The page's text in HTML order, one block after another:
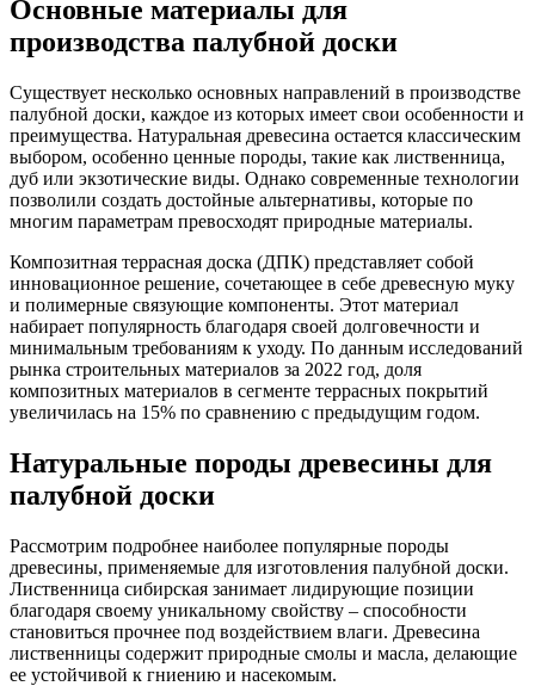
Основные материалы для
производства палубной доски
Существует несколько основных направлений в производстве
палубной доски, каждое из которых имеет свои особенности и
преимущества. Натуральная древесина остается классическим
выбором, особенно ценные породы, такие как лиственница,
дуб или экзотические виды. Однако современные технологии
позволили создать достойные альтернативы, которые по
многим параметрам превосходят природные материалы.
Композитная террасная доска (ДПК) представляет собой
инновационное решение, сочетающее в себе древесную муку
и полимерные связующие компоненты. Этот материал
набирает популярность благодаря своей долговечности и
минимальным требованиям к уходу. По данным исследований
рынка строительных материалов за 2022 год, доля
композитных материалов в сегменте террасных покрытий
увеличилась на 15% по сравнению с предыдущим годом.
Натуральные породы древесины для
палубной доски
Рассмотрим подробнее наиболее популярные породы
древесины, применяемые для изготовления палубной доски.
Лиственница сибирская занимает лидирующие позиции
благодаря своему уникальному свойству – способности
становиться прочнее под воздействием влаги. Древесина
лиственницы содержит природные смолы и масла, делающие
ее устойчивой к гниению и насекомым.